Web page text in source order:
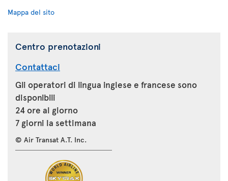
Mappa del sito
Centro prenotazioni
Contattaci
Gli operatori di lingua inglese e francese sono
disponibili
24 ore al giorno
7 giorni la settimana
© Air Transat A.T. Inc.